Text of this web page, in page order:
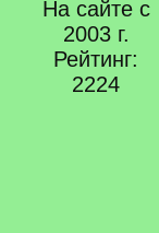
На сайте с
2003 г.
Рейтинг:
2224